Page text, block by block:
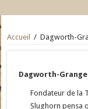
Accueil / Dagworth-
Dagworth-
Fondateur de la
Slughorn pensa